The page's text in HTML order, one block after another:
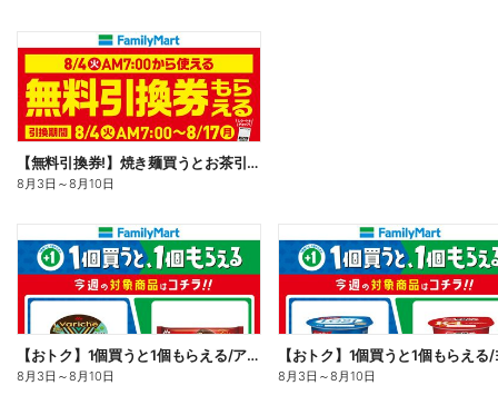
【無料引換券!】焼き麺買うとお茶引換券貰える!
8月3日 ～8月10日
【おトク】1個買うと1個もらえる/アイス
8月3日 ～8月10日 8月3日 ～8月10日